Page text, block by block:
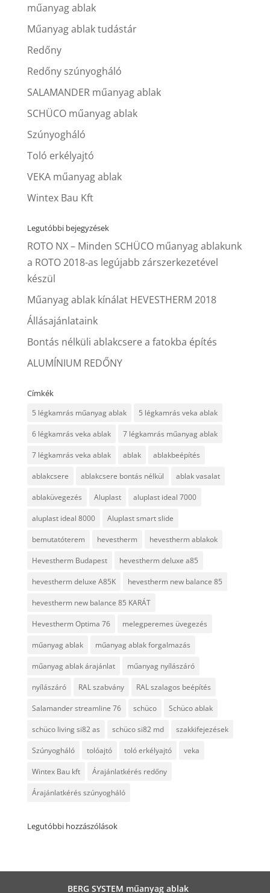
műanyag ablak
Műanyag ablak tudástár
Redőny
Redőny szúnyogháló
SALAMANDER műanyag ablak
SCHÜCO műanyag ablak
Szúnyogháló
Toló erkélyajtó
VEKA műanyag ablak
Wintex Bau Kft
Legutóbbi bejegyzések
ROTO NX – Minden SCHÜCO műanyag ablakunk
a ROTO 2018-as legújabb zárszerkezetével
készül
Műanyag ablak kínálat HEVESTHERM 2018
Állásajánlataink
Bontás nélküli ablakcsere a fatokba építés
ALUMÍNIUM REDŐNY
Címkék
5 légkamrás műanyag ablak 5 légkamrás veka ablak
6 légkamrás veka ablak 7 légkamrás műanyag ablak
7 légkamrás veka ablak ablak ablakbeépítés
ablakcsere ablakcsere bontás nélkül ablak vasalat
ablaküvegezés Aluplast aluplast ideal 7000
aluplast ideal 8000 Aluplast smart slide
bemutatóterem hevestherm hevestherm ablakok
Hevestherm Budapest hevestherm deluxe a85
hevestherm deluxe A85K hevestherm new balance 85
hevestherm new balance 85 KARÁT
Hevestherm Optima 76 melegperemes üvegezés
műanyag ablak műanyag ablak forgalmazás
műanyag ablak árajánlat műanyag nyílászáró
nyílászáró RAL szabvány RAL szalagos beépítés
Salamander streamline 76 schüco Schüco ablak
schüco living si82 as schüco si82 md szakkifejezések
Szúnyogháló tolóajtó toló erkélyajtó veka
Wintex Bau kft Árajánlatkérés redőny
Árajánlatkérés szúnyogháló
Legutóbbi hozzászólások
BERG SYSTEM műanyag ablak